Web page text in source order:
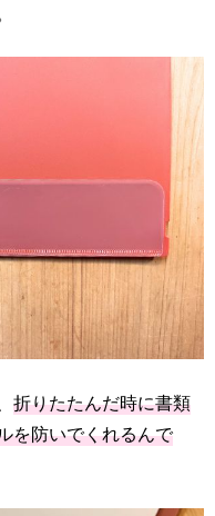
折りたたんだ時に書類
を防いでくれるんで